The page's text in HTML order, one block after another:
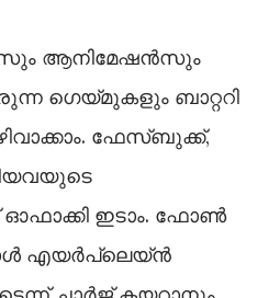
ആനിമേഷൻസും
ഗെയ്മുകളും ബാറ്ററി
ഫേസ്ബുക്ക്,
ഓഫാക്കി ഇടാം. ഫോൺ
എയർപ്ലെയ്ൻ